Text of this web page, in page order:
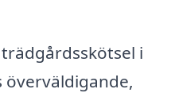
i
överväldigande,